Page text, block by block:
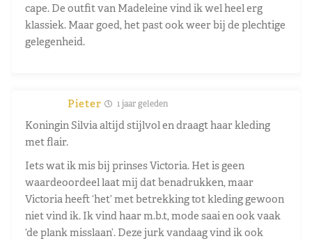
cape. De outfit van Madeleine vind ik wel heel erg
klassiek. Maar goed, het past ook weer bij de plechtige
gelegenheid.
Pieter 1 jaar geleden
Koningin Silvia altijd stijlvol en draagt haar kleding
met flair.
Iets wat ik mis bij prinses Victoria. Het is geen
waardeoordeel laat mij dat benadrukken, maar
Victoria heeft ‘het’ met betrekking tot kleding gewoon
niet vind ik. Ik vind haar m.b.t, mode saai en ook vaak
‘de plank misslaan’. Deze jurk vandaag vind ik ook